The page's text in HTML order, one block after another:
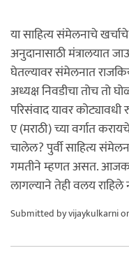
या साहित्य संमेलनाचे
अनुदानासाठी मंत्रालयात
घेतल्यावर संमेलनात
अध्यक्ष निवडीचा तोच तो
परिसंवाद यावर
ए (मराठी) च्या वर्गात
चालेल? पुर्वी साहित्य
गमतीने म्हणत असत. आजकाल
लागल्याने तेही वलय राहिले
Submitted byvijaykulkarni